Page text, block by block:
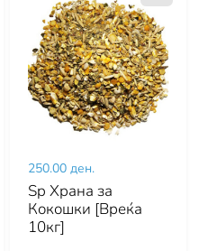
250.00 ден.
Sp Храна за
Кокошки [Вреќа
10кг]